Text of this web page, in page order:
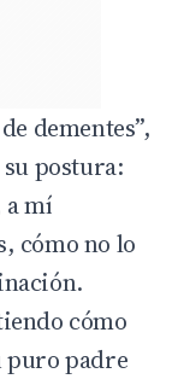
dementes”,
postura:
a mí
cómo no lo
cómo
puro padre